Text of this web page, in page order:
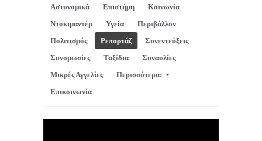
Αστυνομικά
Επιστήμη
Κοινωνία
Ντοκιμαντέρ
Υγεία
Περιβάλλον
Πολιτισμός
Ρεπορτάζ
Συνεντεύξεις
Συνομωσίες
Ταξίδια
Συναυλίες
Μικρές Αγγελίες
Περισσότερα:
Επικοινωνία